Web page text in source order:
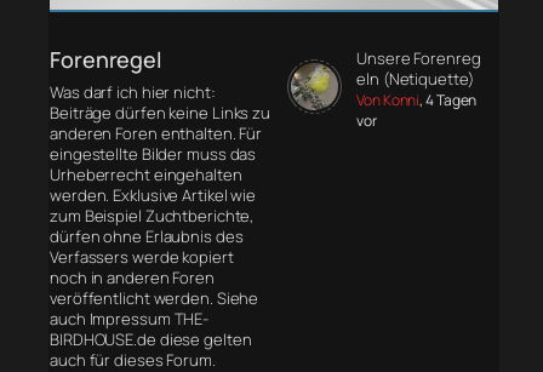
Forenregel
Was darf ich hier nicht:
Beiträge dürfen keine Links zu
anderen Foren enthalten. Für
eingestellte Bilder muss das
Urheberrecht eingehalten
werden. Exklusive Artikel wie
zum Beispiel Zuchtberichte,
dürfen ohne Erlaubnis des
Verfassers werde kopiert
noch in anderen Foren
veröffentlicht werden. Siehe
auch Impressum THE-
BIRDHOUSE.de diese gelten
auch für dieses Forum.
Unsere Forenreg
eln (Netiquette)
Von Konni, 4 Tagen
vor